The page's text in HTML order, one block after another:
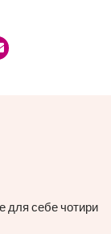
для себе чотири